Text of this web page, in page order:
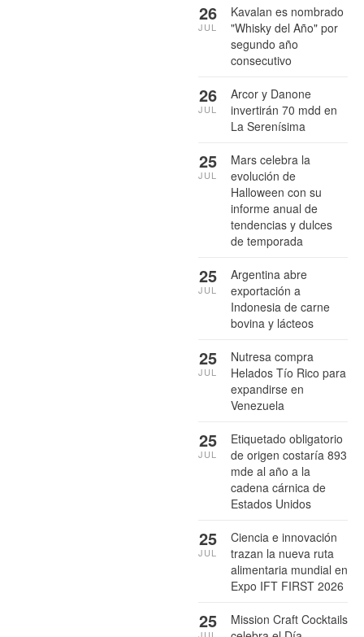
Kavalan es nombrado
"Whisky del Año" por
segundo año
consecutivo
26
JUL
Arcor y Danone
invertirán 70 mdd en
La Serenísima
26
JUL
Mars celebra la
evolución de
Halloween con su
informe anual de
tendencias y dulces
de temporada
25
JUL
Argentina abre
exportación a
Indonesia de carne
bovina y lácteos
25
JUL
Nutresa compra
Helados Tío Rico para
expandirse en
Venezuela
25
JUL
Etiquetado obligatorio
de origen costaría 893
mde al año a la
cadena cárnica de
Estados Unidos
25
JUL
Ciencia e innovación
trazan la nueva ruta
alimentaria mundial en
Expo IFT FIRST 2026
25
JUL
Mission Craft Cocktails
25